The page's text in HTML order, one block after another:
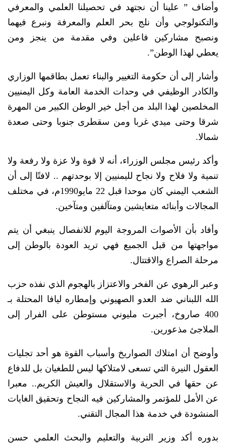
وأضاف ” علينا أن نجتهد في تحصيلنا العلمي والمعرفي
والتكنولوجي وأن نلج بحر العلم والمعرفة ونبرع فيهما
ونصبح مشاركين فاعلين وفي مقدمة من ينجز ومن
يعطي لهذا الوطن”.
وأشار إلى أن حكومة التغيير والبناء تعمل بطاقمها الوزاري
والكادر الوظيفي في وحدات الخدمة العامة وكل اليمنيين
المخلصين لهذا البلد من أجل خير الوطن الكبير من المهرة
شرقا وحتى ميدي غربا ومن سقطرى جنوبا وحتى صعدة
شمالا.
وأكد رئيس مجلس الوزراء، أنه لا قوة ولا عزة ولا رفعة ولا
تنمية ولا فلاح ولا نجاح لليمنيين إلا بوحدتهم .. لافتًا إلى أن
الشعب اليمني كان موحدا قبل 22 مايو1990م، في مختلف
المجالات وأبنائه متعايشين ومتآلفين ومتآخين.
وأفاد بأن الأصوات المروجة اليوم للانفصال ينبغي أن يتم
مواجهتها من قبل الجميع فهي تريد العودة بالوطن إلى
مرحلة الصراع والاقتتال.
وعبر الرهوي عن الفخر والاعتزاز بالهجوم الذي نفذه حزب
الله اللبناني ضد العدو الصهيوني وإمطاره ليافا المحتلة بـ
400 صاروخ، أجبرت مليوني مستوطن على الفرار إلى
الملاجئ مذعورين.
وأوضح أن امتلاك الصواريخ وأسباب القوة هو أحد تجليات
العقول النيرة التي تسعى لامتلاكها ليس للطغيان بل للدفاع
عن حقها في الحرية والاستقلال والعيش الكريم.. معبرا
عن الأمل للمؤتمر والمشاركين فيه النجاح وتحقيق الغايات
المنشودة في خدمة هذا المجال التقني.
بدوره أكد وزير التربية والتعليم والبحث العلمي حسن